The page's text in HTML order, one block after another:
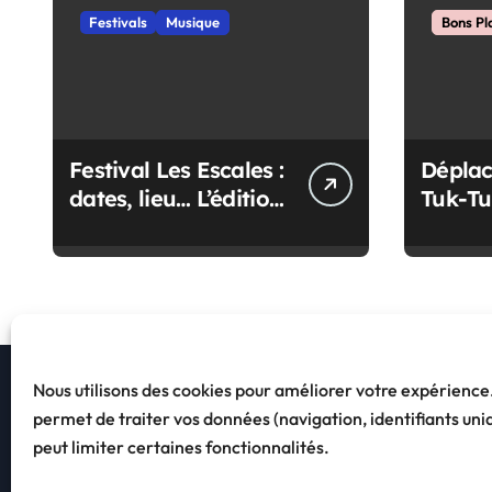
Nous utilisons des cookies pour améliorer votre
permet de traiter vos données (navigation, identifiants
peut limiter certaines fonctionnalités.
l
Festivals Musique
Festival Les Escales :
dates, lieu… L’édition
Bons
Tuk-
Pornic